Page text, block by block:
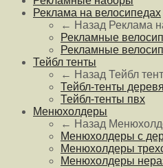
Реклама на велосипедах
← Назад Реклама
Рекламные
Рекламные
Тейбл тенты
← Назад Тейбл
Тейбл-тенты
Тейбл-тенты пвх
Менюхолдеры
← Назад
Менюхолдеры с
Менюхолдеры
Менюхолдеры